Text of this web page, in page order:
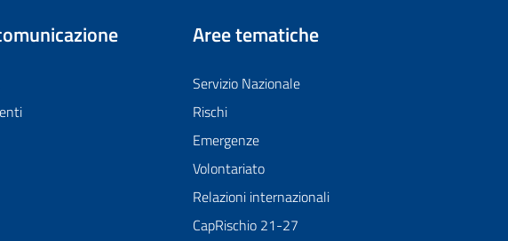
Aree tematiche
Servizio Nazionale
Rischi
Emergenze
Volontariato
Relazioni internazionali
CapRischio 21-27